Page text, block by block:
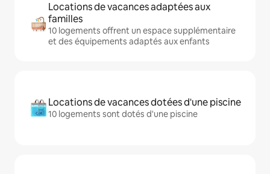
Locations de vacances adaptées aux
familles
10 logements offrent un espace supplémentaire
et des équipements adaptés aux enfants
Locations de vacances dotées d'une piscine
10 logements sont dotés d'une piscine